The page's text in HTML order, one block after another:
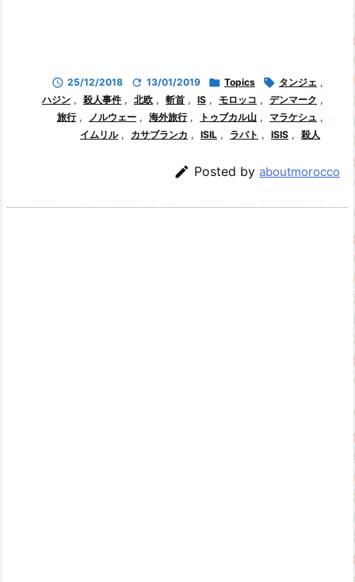
 25/12/2018  13/01/2019  Topics  タンジェ ,
ハジン , 殺人事件 , 北欧 , 斬首 , IS , モロッコ , デンマーク ,
旅行 , ノルウェー , 海外旅行 , トゥブカル山 , マラケシュ ,
イムリル , カサブランカ , ISIL , ラバト , ISIS , 殺人
 Posted by aboutmorocco